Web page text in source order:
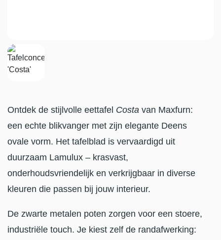
Ontdek de stijlvolle eettafel Costa van Maxfurn:
een echte blikvanger met zijn elegante Deens
ovale vorm. Het tafelblad is vervaardigd uit
duurzaam Lamulux – krasvast,
onderhoudsvriendelijk en verkrijgbaar in diverse
kleuren die passen bij jouw interieur.
De zwarte metalen poten zorgen voor een stoere,
industriële touch. Je kiest zelf de randafwerking: